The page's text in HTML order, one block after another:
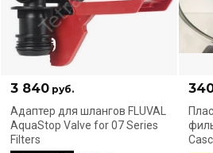
3 840 руб.
Адаптер для шлангов FLUVAL
AquaStop Valve for 07 Series
Filters